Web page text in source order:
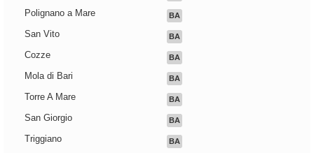
Polignano a Mare BA
San Vito BA
Cozze BA
Mola di Bari BA
Torre A Mare BA
San Giorgio BA
Triggiano BA